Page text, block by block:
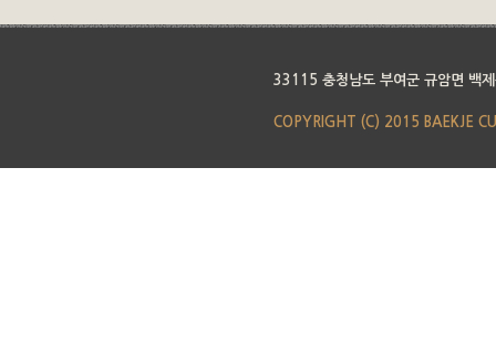
33115 충청남도 부여군 규암면 백
COPYRIGHT (C) 2015 BAEKJE